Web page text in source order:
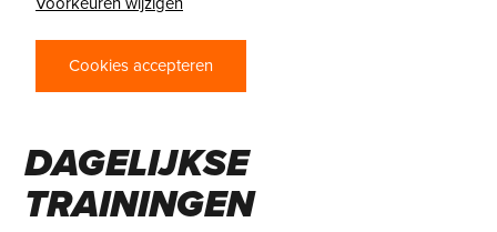
PRODUCTREVIEW
HOKA SKYWARD X –
DAGELIJKSE
TRAININGEN
Cookies accepteren